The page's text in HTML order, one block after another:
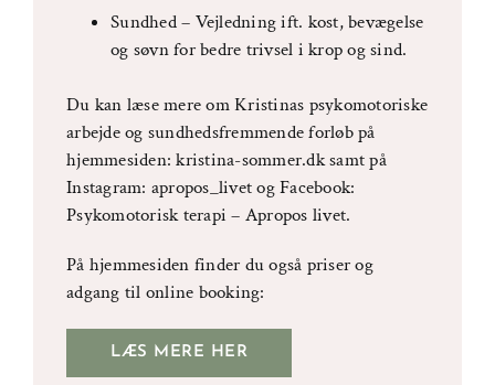
Sundhed – Vejledning ift. kost, bevægelse
og søvn for bedre trivsel i krop og sind.
Du kan læse mere om Kristinas psykomotoriske
arbejde og sundhedsfremmende forløb på
hjemmesiden: kristina-sommer.dk samt på
Instagram: apropos_livet og Facebook:
Psykomotorisk terapi – Apropos livet.
På hjemmesiden finder du også priser og
adgang til online booking:
LÆS MERE HER